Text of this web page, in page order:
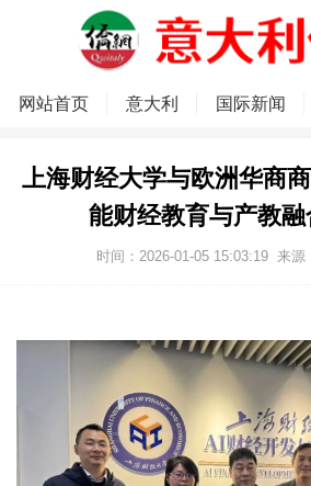
网站首页 意大利 国际新闻
上海财经大学与欧洲华商
能财经教育与产教
时间：2026-01-05 15:03:19 来源